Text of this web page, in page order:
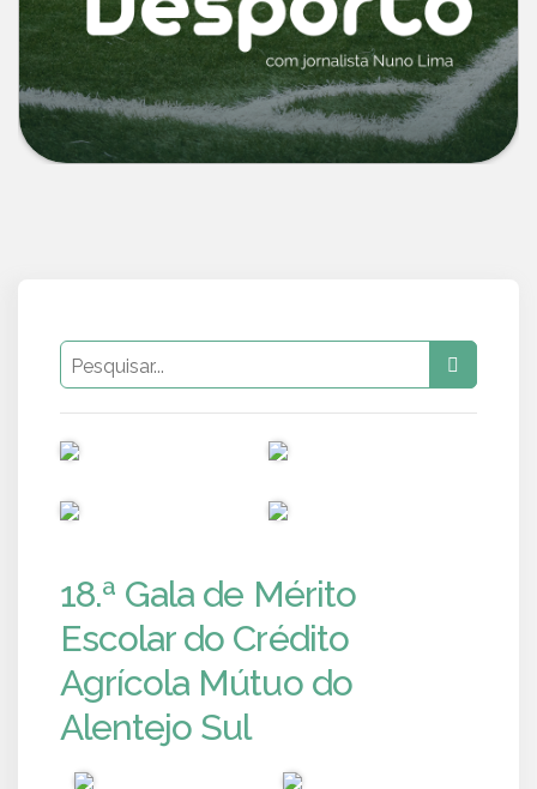
18.ª Gala de Mérito
Escolar do Crédito
Agrícola Mútuo do
Alentejo Sul